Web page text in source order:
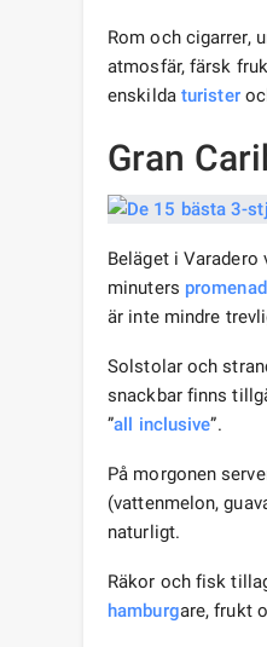
Rom och cigarrer,
atmosfär, färsk
enskilda turister
Gran
Beläget i Varadero
minuters promenad
är inte mindre
Solstolar och
snackbar finns
”all inclusive”.
På morgonen
(vattenmelon,
naturligt.
Räkor och fisk
hamburgare, frukt